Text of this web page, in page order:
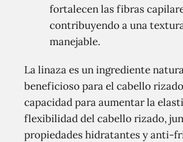
fortalecen las fibras
contribuyendo a una
manejable.
La linaza es un ingrediente
beneficioso para el cabello
capacidad para aumentar la
flexibilidad del cabello rizado,
propiedades hidratantes y anti-